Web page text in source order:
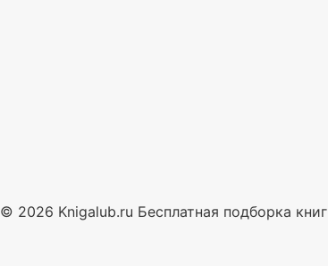
© 2026 Knigalub.ru Бесплатная подборка книг